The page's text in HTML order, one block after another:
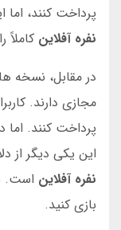
پرداخت کنند، اما
نفره آفلاین کاملاً
در مقابل، نسخه
مجازی دارند.
پرداخت کنند. اما
این یکی دیگر از
نفره آفلاین است.
بازی کنید.